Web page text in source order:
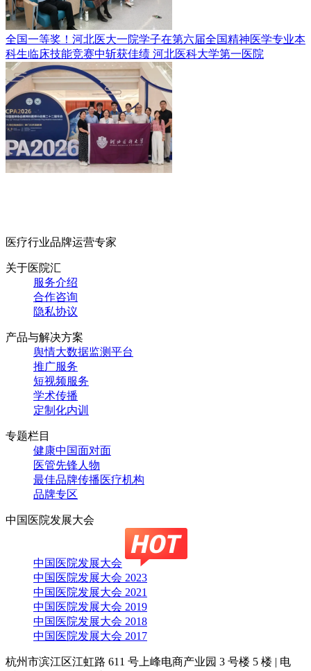
全国一等奖！河北医大一院学子在第六届全国精神医学专业本
科生临床技能竞赛中斩获佳绩 河北医科大学第一医院
医疗行业品牌运营专家
关于医院汇
服务介绍
合作咨询
隐私协议
产品与解决方案
舆情大数据监测平台
推广服务
短视频服务
学术传播
定制化内训
专题栏目
健康中国面对面
医管先锋人物
最佳品牌传播医疗机构
品牌专区
中国医院发展大会
中国医院发展大会
中国医院发展大会 2023
中国医院发展大会 2021
中国医院发展大会 2019
中国医院发展大会 2018
中国医院发展大会 2017
杭州市滨江区江虹路 611 号上峰电商产业园 3 号楼 5 楼 | 电